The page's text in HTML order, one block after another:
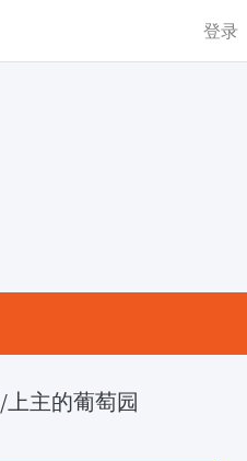
登录
/上主的葡萄园